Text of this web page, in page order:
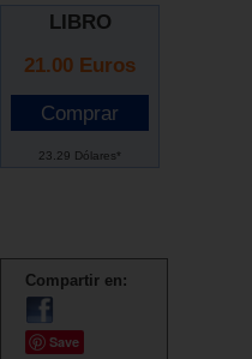
LIBRO
21.00 Euros
23.29 Dólares*
Compartir en:
Save